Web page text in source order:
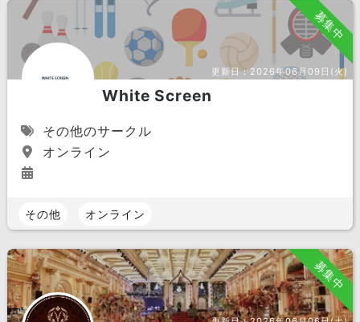
募集中
更新日：2026年06月09日(火)
White Screen
その他のサークル
オンライン
その他 オンライン
募集中